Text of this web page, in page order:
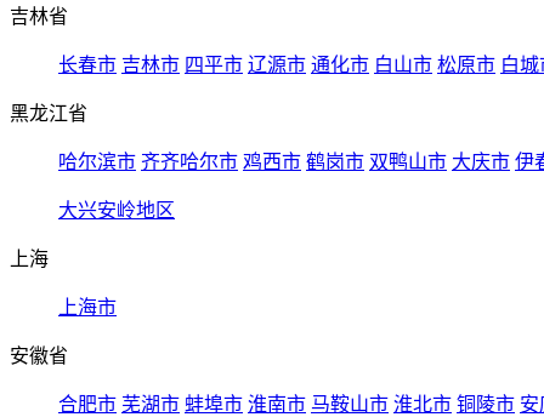
吉林省
长春市 吉林市 四平市 辽源市 通化市 白山市 松原市 白城
黑龙江省
哈尔滨市 齐齐哈尔市 鸡西市 鹤岗市 双鸭山市 大庆市 伊
大兴安岭地区
上海
上海市
安徽省
合肥市 芜湖市 蚌埠市 淮南市 马鞍山市 淮北市 铜陵市 安